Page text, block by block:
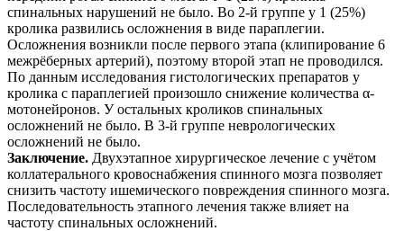
спинальных нарушений не было. Во 2-й группе у 1 (25%)
кролика развились осложнения в виде параплегии.
Осложнения возникли после первого этапа (клипирование 6
межрёберных артерий), поэтому второй этап не проводился.
По данным исследования гистологических препаратов у
кролика с параплегией произошло снижение количества α-
мотонейронов. У остальных кроликов спинальных
осложнений не было. В 3-й группе неврологических
осложнений не было.
Заключение. Двухэтапное хирургическое лечение с учётом
коллатерального кровоснабжения спинного мозга позволяет
снизить частоту ишемического повреждения спинного мозга.
Последовательность этапного лечения также влияет на
частоту спинальных осложнений.